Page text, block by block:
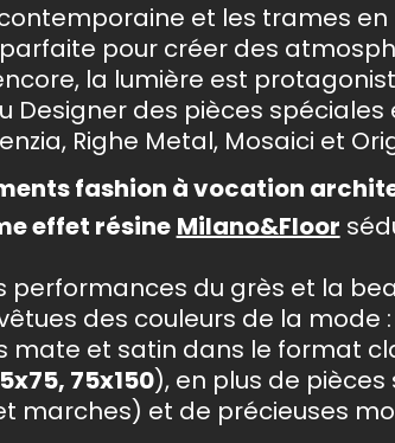
et les trames en
pour créer des
la lumière est
Designer des pièces
Righe Metal, Mosaici et
fashion à vocation
effet résine Milano&Floor
performances du grès et la
des couleurs de la mode
mate et satin dans le format
75x150), en plus de
marches) et de précieuses